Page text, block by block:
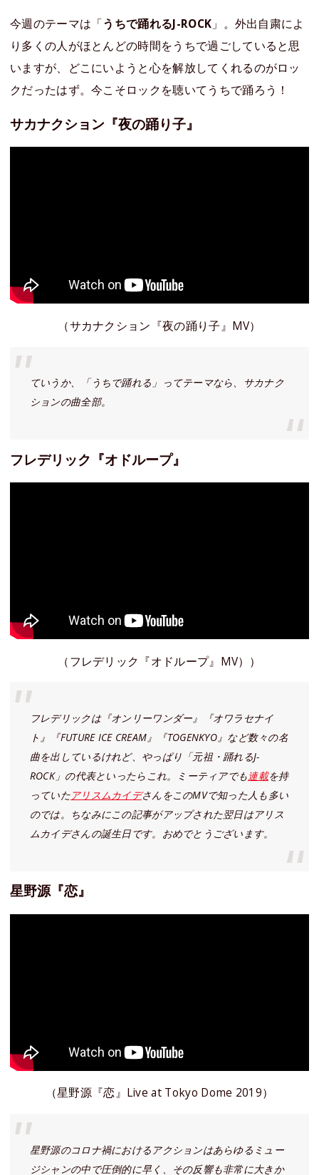
今週のテーマは「うちで踊れるJ-ROCK 」。外出自粛によ
り多くの人がほとんどの時間をうちで過ごしていると思
いますが、どこにいようと心を解放してくれるのがロッ
クだったはず。今こそロックを聴いてうちで踊ろう！
サカナクション『夜の踊り子』
（サカナクション『夜の踊り子』MV）
ていうか、「うちで踊れる」ってテーマなら、サカナク
ションの曲全部。
フレデリック『オドループ』
（フレデリック『オドループ』MV））
フレデリックは『オンリーワンダー』『オワラセナイ
ト』『FUTURE ICE CREAM』『TOGENKYO』など数々の名
曲を出しているけれど、やっぱり「元祖・踊れるJ-
ROCK」の代表といったらこれ。ミーティアでも 連載を持
っていたアリスムカイデさんをこのMVで知った人も多い
のでは。ちなみにこの記事がアップされた翌日はアリス
ムカイデさんの誕生日です。おめでとうございます。
星野源『恋』
（星野源『恋』Live at Tokyo Dome 2019）
星野源のコロナ禍におけるアクションはあらゆるミュー
ジシャンの中で圧倒的に早く、その反響も非常に大きか